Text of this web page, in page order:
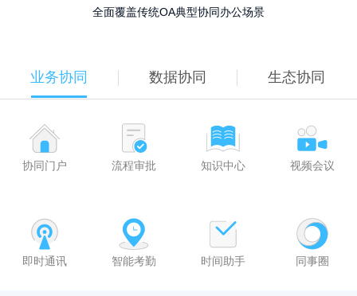
全面覆盖传统OA典型协同办公场景
业务协同 数据协同 生态协同
协同门户 流程审批 知识中心 视频会议
即时通讯 智能考勤 时间助手 同事圈